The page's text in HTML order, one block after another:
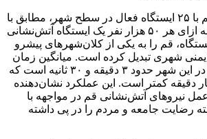
سازمان آتش‌نشانی قم با ۲۵ ایستگاه فعال در سطح شهر، مطابق با
استانداردهای جهانی، به ازای هر ۵۰ هزار نفر یک ایستگاه آتش‌نشانی
قم را به یکی از کلان‌شهرهای پیشرو
شهری تبدیل کرده است. میانگین زمان
رسیدن به محل حادثه در این شهر حدود ۳ دقیقه و ۳۰ ثانیه است که
دقیقه کمتر است. این عملکرد نشان‌دهنده
نیروهای آتش‌نشانی قم در مواجهه با
رضایت جامعه و مردم را در پی داشته